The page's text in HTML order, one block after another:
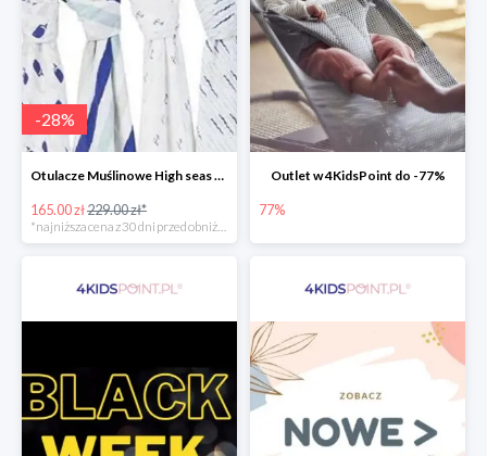
-28%
Otulacze Muślinowe High seas 4 szt.
165.00 zł229.00 zł*
*najniższa cena z 30 dni przed obniżką
Outlet w 4KidsPoint do -77%
77%